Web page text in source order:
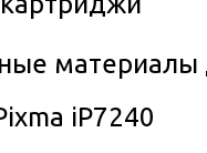
материалы
iP7240